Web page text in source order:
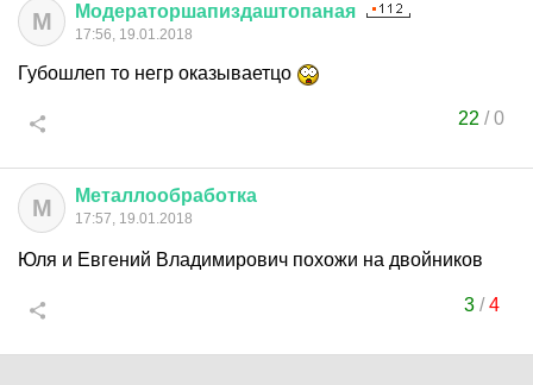
М Модераторшапиздаштопаная
17:56, 19.01.2018
Губошлеп то негр оказываетцо
22 /0
М Металлообработка
17:57, 19.01.2018
Юля и Евгений Владимирович похожи на двойников
3/4